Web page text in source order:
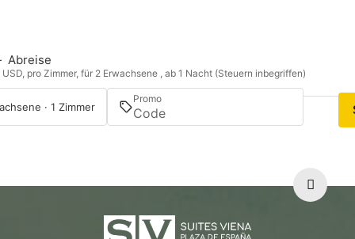
Abreise
pro Zimmer, für 2 Erwachsene , ab 1 Nacht (Steuern inbegriffen)
· 1 Zimmer
Promo